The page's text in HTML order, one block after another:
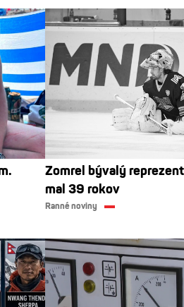
Zomrel bývalý
mal 39 rokov
Ranné noviny